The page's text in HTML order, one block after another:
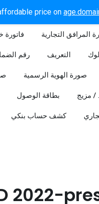
price on
فاتورة المرافق التجارية
رقم التعريف
صورة الهوية الرسمية
بطاقة الوصول / مزيج
كشف حساب بنكي
2022-